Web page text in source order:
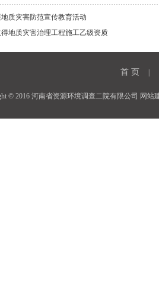
质灾害防范宣传教育活动
地质灾害治理工程施工乙级资质
首 页
© 2016 河南省资源环境调查二院有限公司 网站